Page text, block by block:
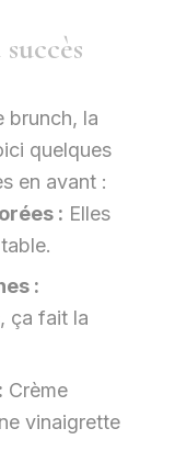
brunch, la
quelques
en avant :
: Elles
:
ça fait la
Crème
vinaigrette